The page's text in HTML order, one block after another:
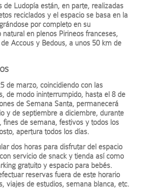
de Ludopía están, en parte, realizadas
reciclados y el espacio se basa en la
por completo en su
natural en plenos Pirineos franceses,
Accous y Bedous, a unos 50 km de
de marzo, coincidiendo con las
de modo ininterrumpido, hasta el 8 de
de Semana Santa, permanecerá
y de septiembre a diciembre, durante
fines de semana, festivos y todos los
apertura todos los días.
dos horas para disfrutar del espacio
servicio de snack y tienda así como
gratuito y espacio para bebés.
reservas fuera de este horario
viajes de estudios, semana blanca, etc.